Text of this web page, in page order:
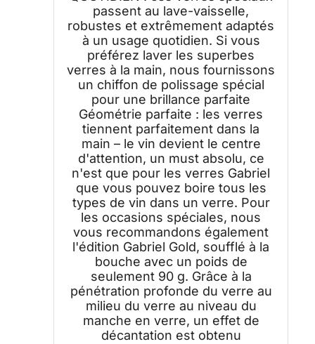
passent au lave-vaisselle,
robustes et extrêmement adaptés
à un usage quotidien. Si vous
préférez laver les superbes
verres à la main, nous fournissons
un chiffon de polissage spécial
pour une brillance parfaite
Géométrie parfaite : les verres
tiennent parfaitement dans la
main – le vin devient le centre
d'attention, un must absolu, ce
n'est que pour les verres Gabriel
que vous pouvez boire tous les
types de vin dans un verre. Pour
les occasions spéciales, nous
vous recommandons également
l'édition Gabriel Gold, soufflé à la
bouche avec un poids de
seulement 90 g. Grâce à la
pénétration profonde du verre au
milieu du verre au niveau du
manche en verre, un effet de
décantation est obtenu